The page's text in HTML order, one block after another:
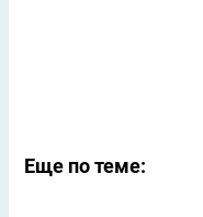
Еще по теме: